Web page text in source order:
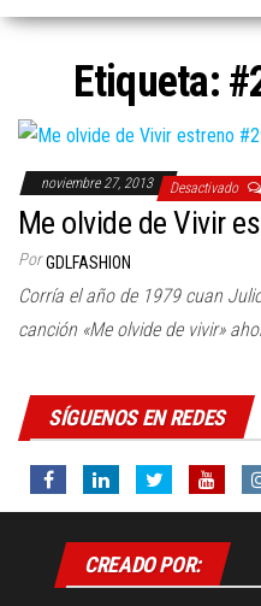
Etiqueta:
noviembre 27, 2013 Desactivado
Me olvide de Vivir
Por GDLFASHION
Corría el año de 1979 cuan
canción «Me olvide de vivir»
SÍGUENOS EN REDES
CREADO POR: